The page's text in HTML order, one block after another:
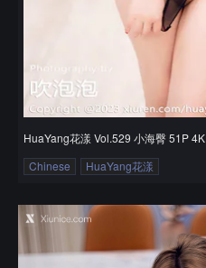
HuaYang花漾 Vol.529 小海臀 51P 4K
Chinese
HuaYang花漾